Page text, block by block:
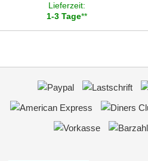
Lieferzeit:
1-3 Tage**